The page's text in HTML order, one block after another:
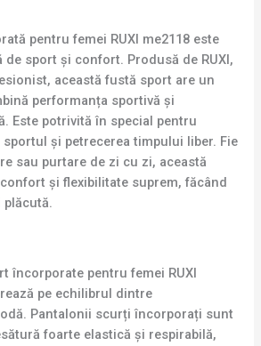
pentru femei RUXI me2118 este
de sport și confort. Produsă de RUXI,
această fustă sport are un
performanța sportivă și
Este potrivită în special pentru
și petrecerea timpului liber. Fie
sau purtare de zi cu zi, această
și flexibilitate suprem, făcând
plăcută.
încorporate pentru femei RUXI
pe echilibrul dintre
Pantalonii scurți încorporați sunt
foarte elastică și respirabilă,